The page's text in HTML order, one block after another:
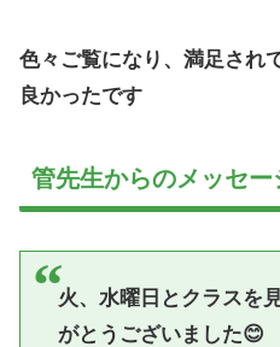
色々ご覧になり、満足され
良かったです
管先生からのメッセー
火、水曜日とクラスを
がとうございました😊